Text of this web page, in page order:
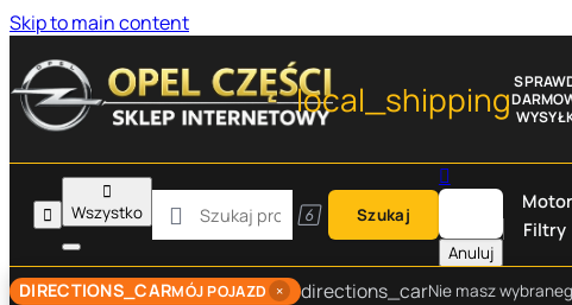
Skip to main content
local_shipping


Wszystko
  Szukaj

Anuluj
Filtry
DIRECTIONS_CARMÓJ POJAZD × directions_carNie masz